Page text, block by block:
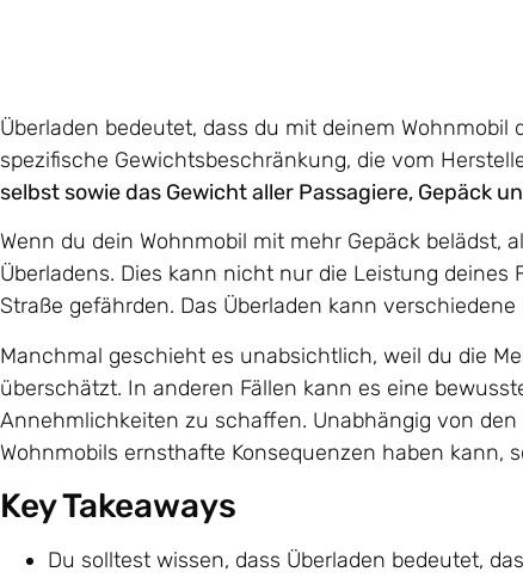
Überladen bedeutet, dass du mit deinem
spezifische Gewichtsbeschränkung, die vom
selbst sowie das Gewicht aller Passagiere, Gepäck
Wenn du dein Wohnmobil mit mehr Gepäck belädst,
Überladens. Dies kann nicht nur die Leistung
Straße gefährden. Das Überladen kann
Manchmal geschieht es unabsichtlich, weil du die
überschätzt. In anderen Fällen kann es eine
Annehmlichkeiten zu schaffen. Unabhängig von
Wohnmobils ernsthafte Konsequenzen haben kann,
Key Takeaways
Du solltest wissen, dass Überladen bedeutet,